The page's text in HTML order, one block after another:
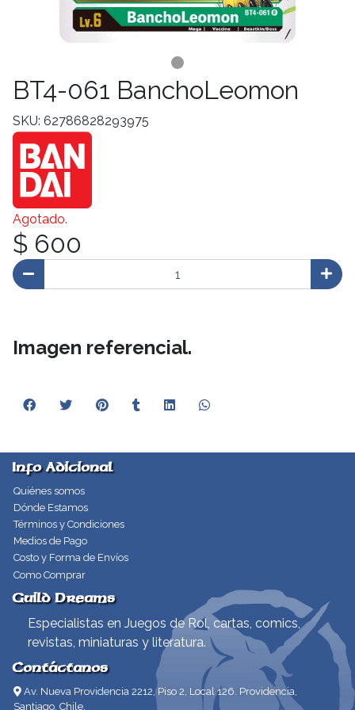
BT4-061 BanchoLeomon
SKU: 62786828293975
Agotado.
$ 600
Imagen referencial.
Info Adicional
Quiénes somos
Dónde Estamos
Términos y Condiciones
Medios de Pago
Costo y Forma de Envíos
Como Comprar
Guild Dreams
Especialistas en Juegos de Rol, cartas, comics,
revistas, miniaturas y literatura.
Contáctanos
Av. Nueva Providencia 2212, Piso 2, Local 126. Providencia,
Santiago, Chile.